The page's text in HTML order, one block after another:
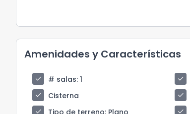
Amenidades y Características
check # salas: 1 check
check
Cisterna check
check
Tipo de terreno: Plano check